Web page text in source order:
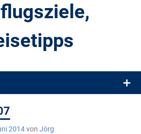
Ein Blog für alle, die gern
2014von Jörg